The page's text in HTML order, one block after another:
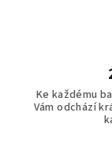
Ke každému
Vám odchází